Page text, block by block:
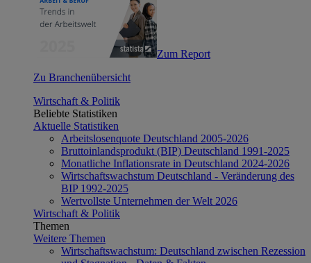
Zum Report
Zu Branchenübersicht
Wirtschaft & Politik
Beliebte Statistiken
Aktuelle Statistiken
Arbeitslosenquote Deutschland 2005-2026
Bruttoinlandsprodukt (BIP) Deutschland 1991-2025
Monatliche Inflationsrate in Deutschland 2024-2026
Wirtschaftswachstum Deutschland - Veränderung des
BIP 1992-2025
Wertvollste Unternehmen der Welt 2026
Wirtschaft & Politik
Themen
Weitere Themen
Wirtschaftswachstum: Deutschland zwischen Rezession